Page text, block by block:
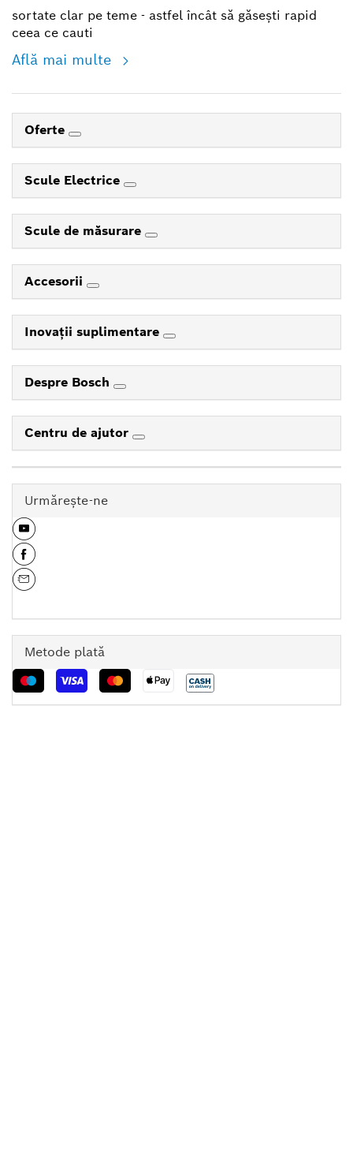
sortate clar pe teme - astfel încât să găsești rapid
ceea ce cauti
Află mai multe
Oferte
Scule Electrice
Scule de măsurare
Accesorii
Inovaţii suplimentare
Despre Bosch
Centru de ajutor
Urmăreşte-ne
Metode plată